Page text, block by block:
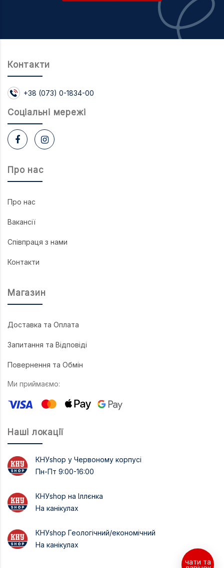
Про нас
Про нас
Вакансії
Співпраця з нами
Контакти
Магазин
Доставка та Оплата
Запитання та Відповіді
Повернення та Обмін
Ми приймаємо:
Наші локації
КНУshop у Червоному корпусі
Пн-Пт 9:00-16:00
КНУshop на Іллєнка
На канікулах
КНУshop Геологічний/економічний
На канікулах
Контакти
+38 (073) 0-1834-00
Соцiальнi мережi
чати та